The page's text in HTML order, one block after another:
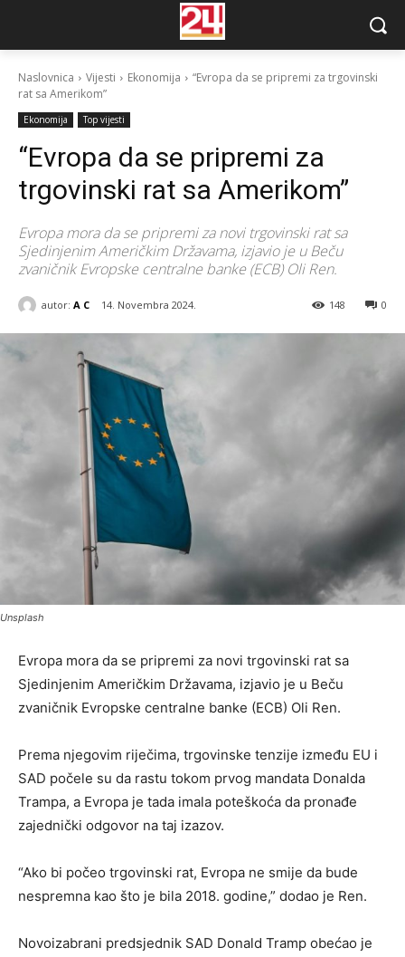
Naslovnica Vijesti Ekonomija
“Evropa da se pripremi za trgovinski
rat sa Amerikom”
Ekonomija Top vijesti
“Evropa da se pripremi za
trgovinski rat sa Amerikom”
Evropa mora da se pripremi za novi trgovinski rat sa
Sjedinjenim Američkim Državama, izjavio je u Beču
zvaničnik Evropske centralne banke (ECB) Oli Ren.
autor: A C 14. Novembra 2024. 0
148
Unsplash
Evropa mora da se pripremi za novi trgovinski rat sa
Sjedinjenim Američkim Državama, izjavio je u Beču
zvaničnik Evropske centralne banke (ECB) Oli Ren.
Prema njegovim riječima, trgovinske tenzije između EU i
SAD počele su da rastu tokom prvog mandata Donalda
Trampa, a Evropa je tada imala poteškoća da pronađe
zajednički odgovor na taj izazov.
“Ako bi počeo trgovinski rat, Evropa ne smije da bude
nespremna kao što je bila 2018. godine,” dodao je Ren.
Novoizabrani predsjednik SAD Donald Tramp obećao je